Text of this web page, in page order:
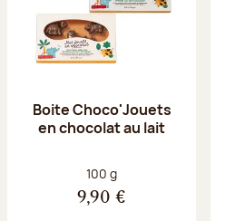
Boite Choco'Jouets
en chocolat au lait
Poids net :
100 g
9,90 €